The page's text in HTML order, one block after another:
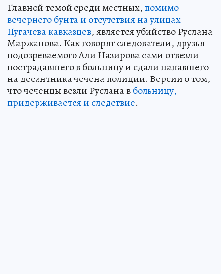
​Главной темой среди местных,помимо
вечернего бунта и отсутствия на улицах
Пугачева кавказцев, является убийство Руслана
Маржанова. Как говорят следователи, друзья
подозреваемого Али Назирова сами отвезли
пострадавшего в больницу и сдали напавшего
на десантника чечена полиции. Версии о том,
что чеченцы везли Руслана вбольницу,
придерживается и следствие.